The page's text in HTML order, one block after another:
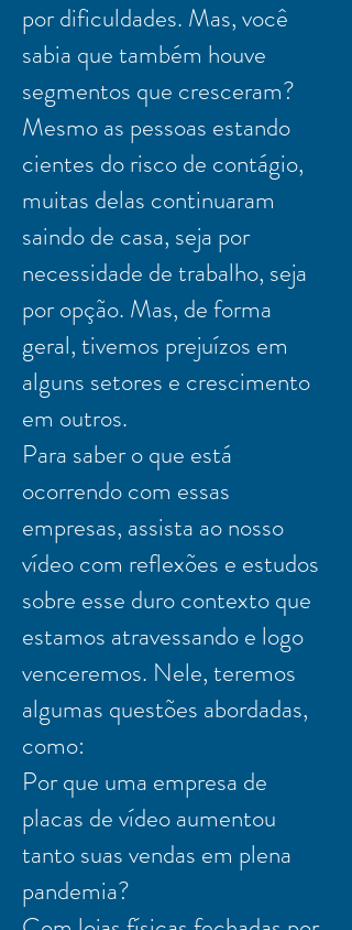
por dificuldades. Mas, você
sabia que também houve
segmentos que cresceram?
Mesmo as pessoas estando
cientes do risco de contágio,
muitas delas continuaram
saindo de casa, seja por
necessidade de trabalho, seja
por opção. Mas, de forma
geral, tivemos prejuízos em
alguns setores e crescimento
em outros.
Para saber o que está
ocorrendo com essas
empresas, assista ao nosso
vídeo com reflexões e estudos
sobre esse duro contexto que
estamos atravessando e logo
venceremos. Nele, teremos
algumas questões abordadas,
como:
Por que uma empresa de
placas de vídeo aumentou
tanto suas vendas em plena
pandemia?